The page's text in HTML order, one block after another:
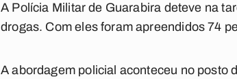
A Polícia Militar de Guarabira deteve na
drogas. Com eles foram apreendidos 74
A abordagem policial aconteceu no posto